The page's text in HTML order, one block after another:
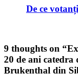
De ce
9 thoughts on “
20 de ani catedra
Brukenthal din